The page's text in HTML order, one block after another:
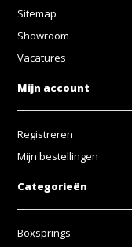
Sitemap
Showroom
Vacatures
Mijn account
Registreren
Mijn bestellingen
Categorieën
Boxsprings